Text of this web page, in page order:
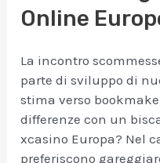
Online
La incontro
parte di sviluppo di
stima verso
differenze con un
xcasino Europa? Nel
preferiscono